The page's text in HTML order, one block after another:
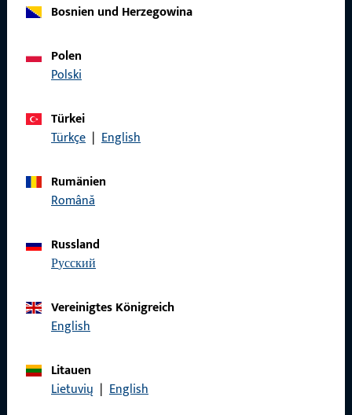
Bosnien und Herzegowina
Polen
Polski
Türkei
Türkçe | English
Rumänien
Română
Russland
русский
Vereinigtes Königreich
English
Litauen
Lietuvių | EnglishProduktkatalog